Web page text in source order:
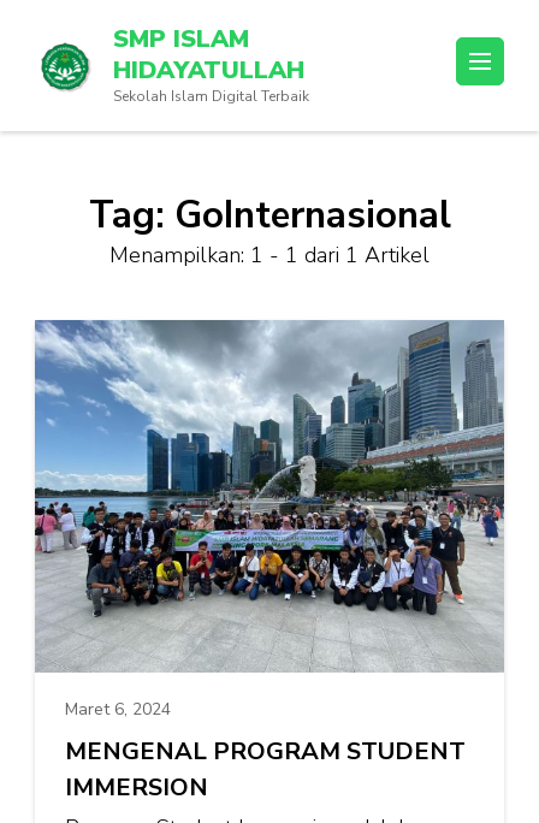
konten
SMP ISLAM
HIDAYATULLAH
Sekolah Islam Digital Terbaik
Tag: GoInternasional
Menampilkan: 1 - 1 dari 1 Artikel
Maret 6, 2024
MENGENAL PROGRAM STUDENT
IMMERSION